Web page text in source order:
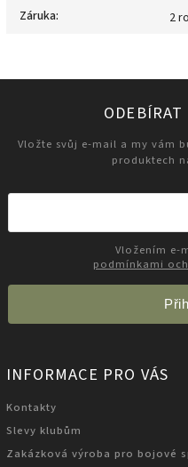
Záruka: 2
Vložte svůj e-mail a my vám
produktech
podmínkami
INFORMACE PRO VÁS
Kontakty
Slevy klubům
Zakázková výroba pro bojové